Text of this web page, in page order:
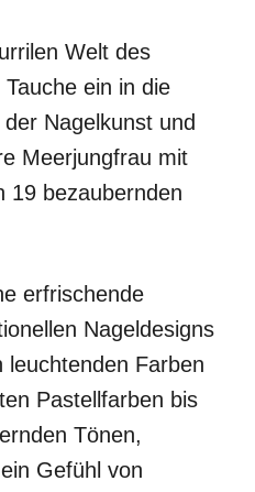
Welt des
ein in die
Nagelkunst und
Meerjungfrau mit
19 bezaubernden
erfrischende
Nageldesigns
leuchtenden Farben
Pastellfarben bis
Tönen,
Gefühl von